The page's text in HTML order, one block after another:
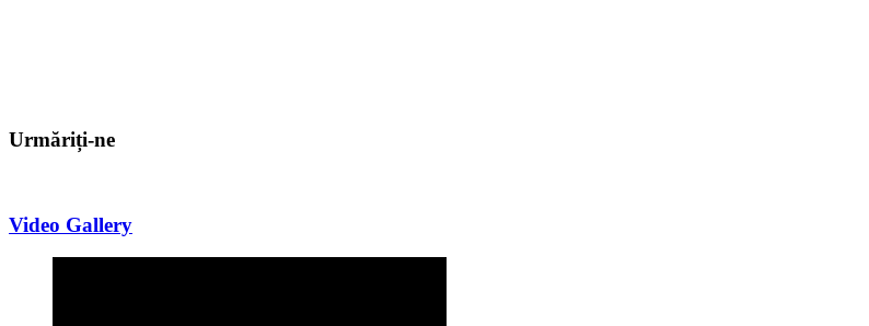
Urmăriți-ne
Video Gallery